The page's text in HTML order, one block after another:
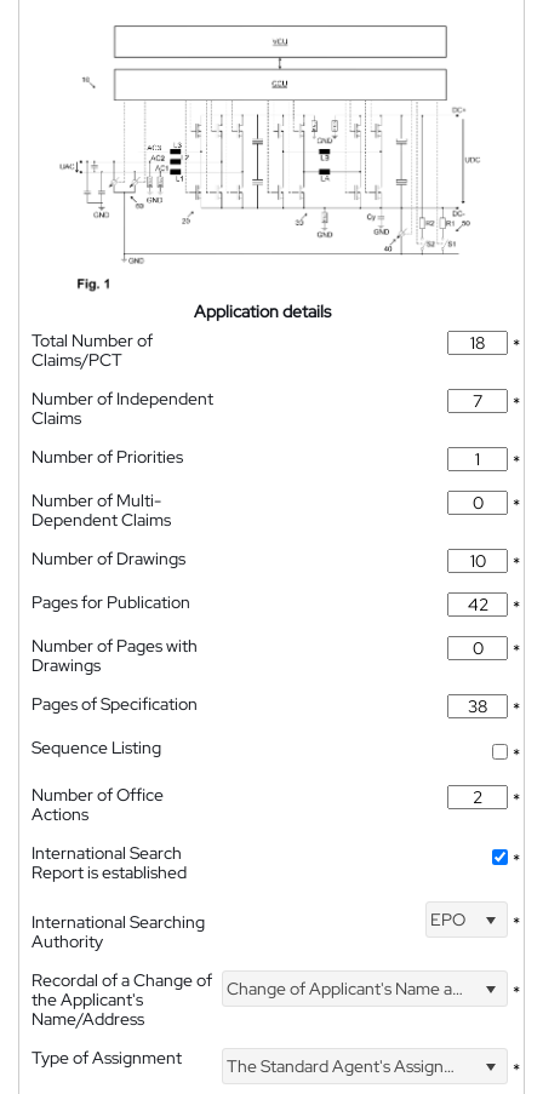
Application details
Total Number of
Claims/PCT
*
Number of Independent
Claims
*
Number of Priorities
*
Number of Multi-
Dependent Claims
*
Number of Drawings
*
Pages for Publication
*
Number of Pages with
Drawings
*
Pages of Specification
*
Sequence Listing
*
Number of Office
Actions
*
International Search
Report is established
*
International Searching
Authority
EPO *
Recordal of a Change of
the Applicant's
Name/Address
Change of Applicant's Name and Address *
Type of Assignment The Standard Agent's Assignment
*